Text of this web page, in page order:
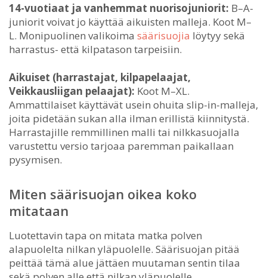
14-vuotiaat ja vanhemmat nuorisojuniorit: B–A-
juniorit voivat jo käyttää aikuisten malleja. Koot M–
L. Monipuolinen valikoima säärisuojia löytyy sekä
harrastus- että kilpatason tarpeisiin.
Aikuiset (harrastajat, kilpapelaajat,
Veikkausliigan pelaajat): Koot M–XL.
Ammattilaiset käyttävät usein ohuita slip-in-malleja,
joita pidetään sukan alla ilman erillistä kiinnitystä.
Harrastajille remmillinen malli tai nilkkasuojalla
varustettu versio tarjoaa paremman paikallaan
pysymisen.
Miten säärisuojan oikea koko
mitataan
Luotettavin tapa on mitata matka polven
alapuolelta nilkan yläpuolelle. Säärisuojan pitää
peittää tämä alue jättäen muutaman sentin tilaa